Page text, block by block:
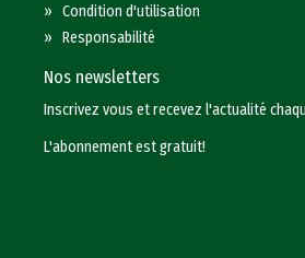
»Condition d'utilisation
»Responsabilité
Nos newsletters
Inscrivez vous et recevez l'actualité
L'abonnement est gratuit!